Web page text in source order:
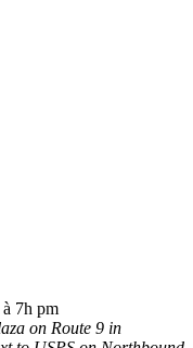
7h pm
on Route 9 in